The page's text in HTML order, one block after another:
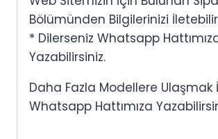
Bölümünden Bilgilerinizi
* Dilerseniz Whatsapp
Yazabilirsiniz.
Daha Fazla Modellere Ulaşmak
Whatsapp Hattımıza